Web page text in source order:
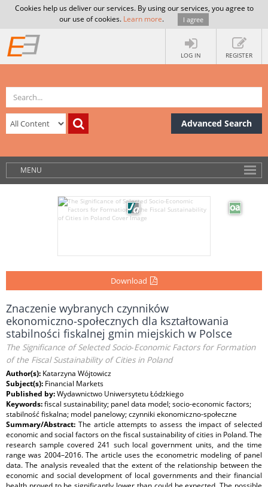
Cookies help us deliver our services. By using our services, you agree to
our use of cookies. Learn more. I agree
LOG IN REGISTER
Advanced Search
MENU
Download
Znaczenie wybranych czynników
ekonomiczno‑społecznych dla kształtowania
stabilności fiskalnej gmin miejskich w Polsce
The Significance of Selected Socio‑Economic Factors for Formation
of the Fiscal Sustainability of Cities in Poland
Author(s): Katarzyna Wójtowicz
Subject(s): Financial Markets
Published by:Wydawnictwo Uniwersytetu Łódzkiego
Keywords:fiscal sustainability; panel data model; socio‑economic factors;
stabilność fiskalna; model panelowy; czynniki ekonomiczno‑społeczne
Summary/Abstract: The article attempts to assess the impact of selected
economic and social factors on the fiscal sustainability of cities in Poland. The
research sample covered 241 such local government units, and the time
range was 2004–2016. The article uses the econometric modeling of panel
data. The analysis revealed that the extent of the relationship between the
economic and social development of local governments and their financial